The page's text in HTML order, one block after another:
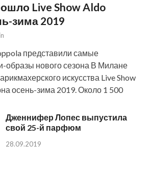
Live Show Aldo
зима 2019
представили самые
образы нового сезона В Милане
искусства Live Show
осень-зима 2019. Около 1 500
Дженнифер Лопес выпустила
свой 25-й парфюм
28.09.2019